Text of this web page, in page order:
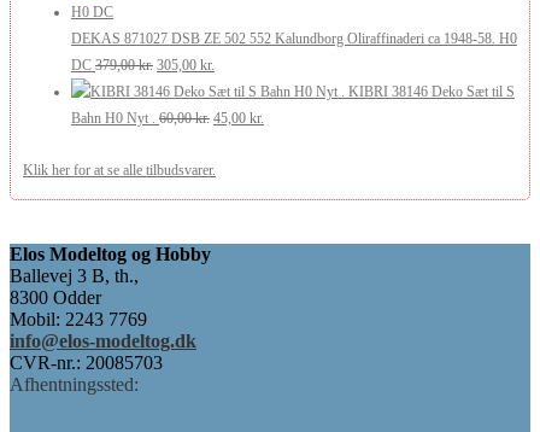
var:
379,00 kr..
er:
DEKAS 871027 DSB ZE 502 552 Kalundborg Oliraffinaderi ca 1948-58. H0
DC 379,00kr. Den
oprindelige
pris
379,00 kr..
305,00 kr.
aktuelle
pris
305,00 kr..
KIBRI 38146 Deko Sæt til S
Bahn H0 Nyt . 60,00kr. Den
pris
var:
45,00 kr.
er:
Klik her for at se alle tilbudsvarer.
Elos Modeltog og Hobby
Ballevej 3 B, th.,
8300 Odder
Mobil: 2243 7769
info@elos-modeltog.dk
CVR-nr.: 20085703
Afhentningssted: